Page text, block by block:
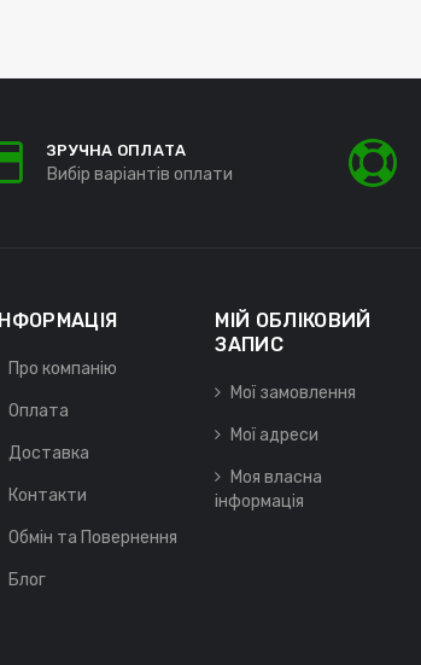
ЗРУЧНА ОПЛАТА
Вибір варіантів оплати
ІНФОРМАЦІЯ
Про компанію
Оплата
Доставка
Контакти
Обмін та Повернення
Блог
МІЙ ОБЛІКОВИЙ
ЗАПИС
Мої замовлення
Мої адреси
Моя власна
інформація